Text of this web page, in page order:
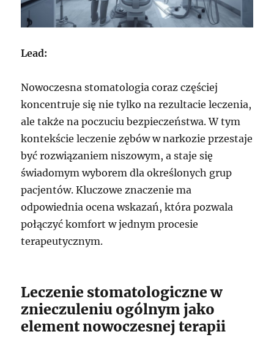
Lead:
Nowoczesna stomatologia coraz częściej
koncentruje się nie tylko na rezultacie leczenia,
ale także na poczuciu bezpieczeństwa. W tym
kontekście leczenie zębów w narkozie przestaje
być rozwiązaniem niszowym, a staje się
świadomym wyborem dla określonych grup
pacjentów. Kluczowe znaczenie ma
odpowiednia ocena wskazań, która pozwala
połączyć komfort w jednym procesie
terapeutycznym.
Leczenie stomatologiczne w
znieczuleniu ogólnym jako
element nowoczesnej terapii